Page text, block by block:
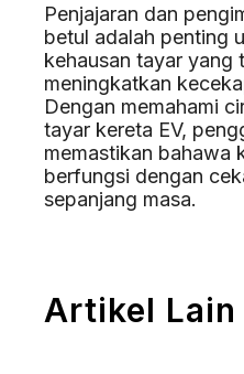
Penjajaran dan
betul adalah penting
kehausan tayar yang
meningkatkan
Dengan memahami
tayar kereta EV,
memastikan bahawa
berfungsi dengan
sepanjang masa.
Artikel Lain